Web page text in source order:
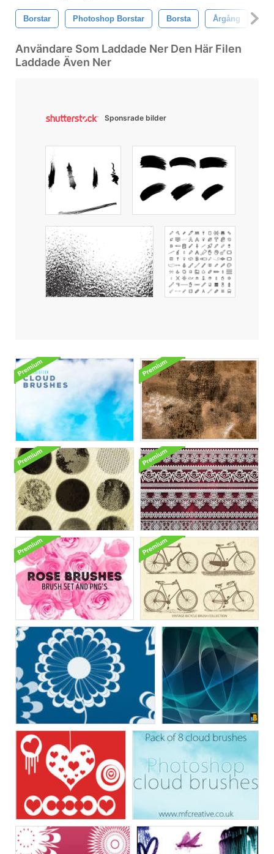
Borstar Photoshop Borstar Borsta Årgång
Användare Som Laddade Ner Den Här Filen
Laddade Även Ner
Sponsrade bilder